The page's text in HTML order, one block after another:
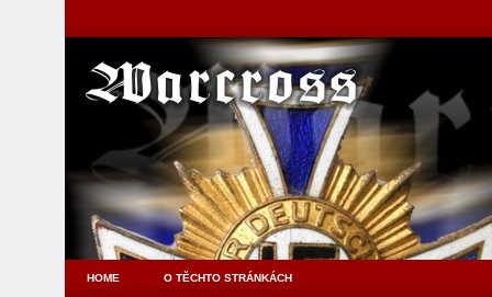
HOME O TĚCHTO STRÁNKÁCH